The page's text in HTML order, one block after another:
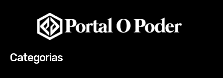
Categorias